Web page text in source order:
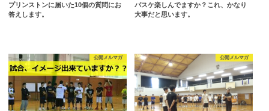
プリンストンに届いた10個の質問にお
答えします。
バスケ楽しんでますか？これ、かなり
大事だと思います。
公開メルマガ 公開メルマガ